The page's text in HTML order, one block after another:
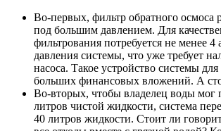
Во-первых, фильтр обратного осмоса
под большим давлением. Для
фильтрования потребуется не менее 4
давления системы, что уже требует
насоса. Такое устройство системы для
больших финансовых вложений. А
Во-вторых, чтобы владелец воды мог
литров чистой жидкости, система
40 литров жидкости. Стоит ли